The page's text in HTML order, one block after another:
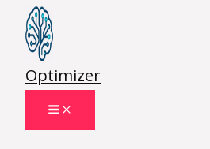
Перейти
содержимому
Optimizer